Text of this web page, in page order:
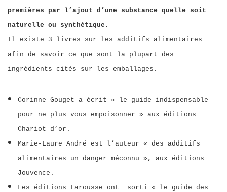
premières par l’ajout d’une substance quelle soit
naturelle ou synthétique.
Il existe 3 livres sur les additifs alimentaires
afin de savoir ce que sont la plupart des
ingrédients cités sur les emballages.
Corinne Gouget a écrit « le guide indispensable
pour ne plus vous empoisonner » aux éditions
Chariot d’or.
Marie-Laure André est l’auteur « des additifs
alimentaires un danger méconnu », aux éditions
Jouvence.
Les éditions Larousse ont sorti « le guide des